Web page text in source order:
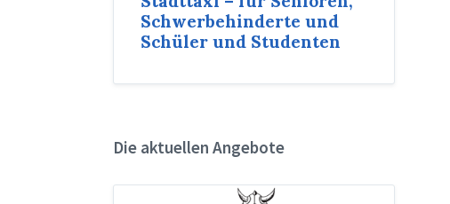
Schwerbehinderte und
Schüler und Studenten
Die aktuellen Angebote